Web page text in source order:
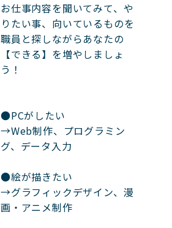
お仕事内容を聞いてみて、や
りたい事、向いているものを
職員と探しながらあなたの
【できる】を増やしましょ
う！
●PCがしたい
→Web制作、プログラミン
グ、データ入力
●絵が描きたい
→グラフィックデザイン、漫
画・アニメ制作